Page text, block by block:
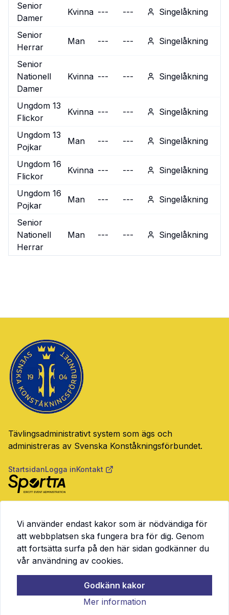
Senior
Damer
Kvinna --- --- Singelåkning
Senior
Herrar
Man --- --- Singelåkning
Senior
Nationell
Damer
Kvinna --- --- Singelåkning
Ungdom 13
Flickor
Kvinna --- --- Singelåkning
Ungdom 13
Pojkar
Man --- --- Singelåkning
Ungdom 16
Flickor
Kvinna --- --- Singelåkning
Ungdom 16
Pojkar
Man --- --- Singelåkning
Senior
Nationell
Herrar
Man --- --- Singelåkning
Tävlingsadministrativt system som ägs och
administreras av Svenska Konståkningsförbundet.
StartsidanLogga inKontakt
idrottsförbund och föreningar som vill effektivisera sina
processer.
Läs mer på consid.com/sportta
Vi använder endast kakor som är nödvändiga för
att webbplatsen ska fungera bra för dig. Genom
att fortsätta surfa på den här sidan godkänner du
vår användning av cookies.
Godkänn kakor
Mer information